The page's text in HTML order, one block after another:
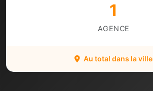
1
AGENCE
Au total dans la ville